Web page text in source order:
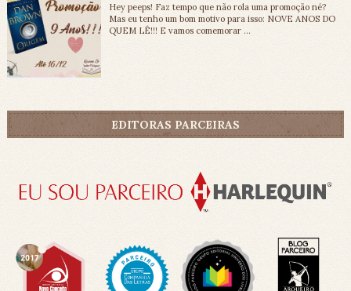
Hey peeps! Faz tempo que não rola uma promoção né?
Mas eu tenho um bom motivo para isso: NOVE ANOS DO
QUEM LÊ!!! E vamos comemorar ...
EDITORAS PARCEIRAS